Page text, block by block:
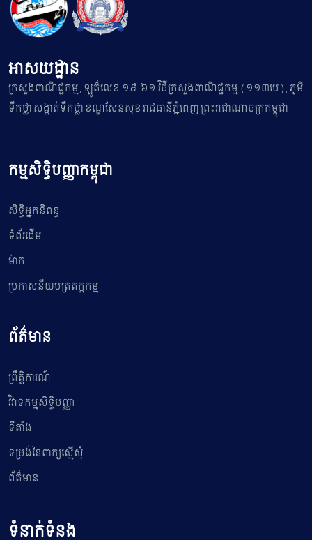
អាសយដ្ឋាន
ក្រសួងពាណិជ្ជកម្ម, ឡូត៌លេខ ១៩-៦១ វិថីក្រសួងពាណិជ្ជកម្ម (១១៣បេ), ភូមិ
ទឹកថ្លា សង្កាត់ទឹកថ្លា ខណ្ឌសែនសុខ រាជធានីភ្នំពេញ ព្រះរាជាណាចក្រកម្ពុជា
កម្មសិទ្ធិបញ្ញាកម្ពុជា
សិទ្ធិអ្នកនិពន្ធ
ទំព័រដើម
ម៉ាក
ប្រកាសនីយបត្រតក្កកម្ម
ព័ត៌មាន
ព្រឹត្តិការណ៍
វិវាទកម្មសិទ្ធិបញ្ញា
ទីតាំង
ទម្រង់នៃពាក្យស្មើសុំ
ព័ត៌មាន
ទំនាក់ទំនង